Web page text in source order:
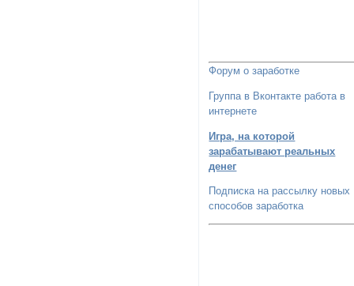
Форум о заработке
Группа в Вконтакте работа в
интернете
Игра, на которой
зарабатывают реальных
денег
Подписка на рассылку новых
способов заработка